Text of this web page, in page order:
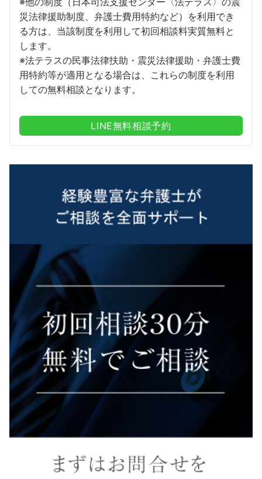
災法律援助制度、弁護士費用特約など）を利用でき
る方は、当該制度を利用して初回相談料実質無料と
します。
※法テラスの民事法律扶助・震災法律援助・弁護士費
用特約等が適用となる場合は、これらの制度を利用
しての無料相談となります。
LINE無料相談予約